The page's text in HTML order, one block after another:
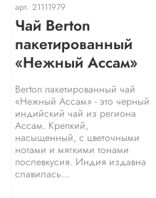
арт. 21111979
Чай Berton
пакетированный
«Нежный Ассам»
Berton пакетированный чай
«Нежный Ассам» - это черный
индийский чай из региона
Ассам. Крепкий,
насыщенный, с цветочными
нотами и мягкими тонами
послевкусия. Индия издавна
славилась...